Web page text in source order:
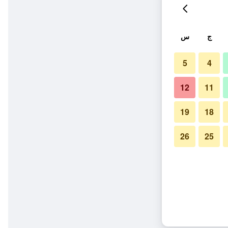
ج س
4
5
11
12
18
19
25
26